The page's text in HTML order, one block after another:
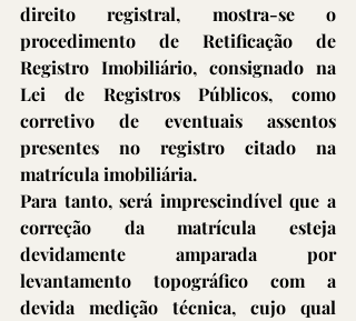
direito registral, mostra-se o
procedimento de Retificação de
Registro Imobiliário, consignado na
Lei de Registros Públicos, como
corretivo de eventuais assentos
presentes no registro citado na
matrícula imobiliária.
Para tanto, será imprescindível que a
correção da matrícula esteja
devidamente amparada por
levantamento topográfico com a
devida medição técnica, cujo qual